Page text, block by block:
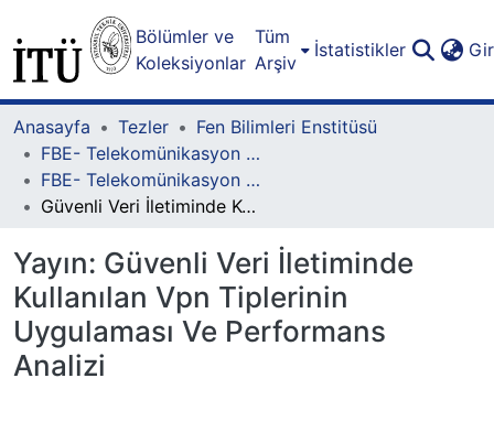
Bölümler ve
Koleksiyonlar
Tüm
Arşiv
İstatistikler
Anasayfa Tezler
Fen Bilimleri Enstitüsü
FBE- Telekomünikasyon Mühendisliği Lisansüstü Programı
FBE- Telekomünikasyon Mühendisliği Lisansüstü Programı - Yüksek Lisans
Güvenli Veri İletiminde Kullanılan Vpn Tiplerinin Uygulaması Ve Performans Analizi
Yayın: Güvenli Veri İletiminde
Kullanılan Vpn Tiplerinin
Uygulaması Ve Performans
Analizi